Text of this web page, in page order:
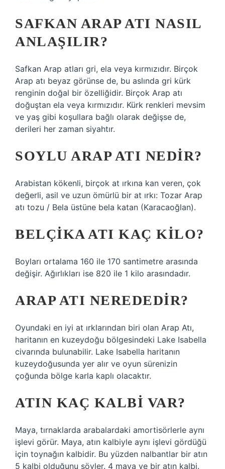
SAFKAN ARAP ATI NASIL
ANLAŞILIR?
Safkan Arap atları gri, ela veya kırmızıdır. Birçok
Arap atı beyaz görünse de, bu aslında gri kürk
renginin doğal bir özelliğidir. Birçok Arap atı
doğuştan ela veya kırmızıdır. Kürk renkleri mevsim
ve yaş gibi koşullara bağlı olarak değişse de,
derileri her zaman siyahtır.
SOYLU ARAP ATI NEDIR?
Arabistan kökenli, birçok at ırkına kan veren, çok
değerli, asil ve uzun ömürlü bir at ırkı: Tozar Arap
atı tozu / Bela üstüne bela katan (Karacaoğlan).
BELÇIKA ATI KAÇ KILO?
Boyları ortalama 160 ile 170 santimetre arasında
değişir. Ağırlıkları ise 820 ile 1 kilo arasındadır.
ARAP ATI NEREDEDIR?
Oyundaki en iyi at ırklarından biri olan Arap Atı,
haritanın en kuzeydoğu bölgesindeki Lake Isabella
civarında bulunabilir. Lake Isabella haritanın
kuzeydoğusunda yer alır ve oyun sürenizin
çoğunda bölge karla kaplı olacaktır.
ATIN KAÇ KALBI VAR?
Maya, tırnaklarda arabalardaki amortisörlerle aynı
işlevi görür. Maya, atın kalbiyle aynı işlevi gördüğü
için toynağın kalbidir. Bu yüzden nalbantlar bir atın
5 kalbi olduğunu söyler. 4 maya ve bir atın kalbi.